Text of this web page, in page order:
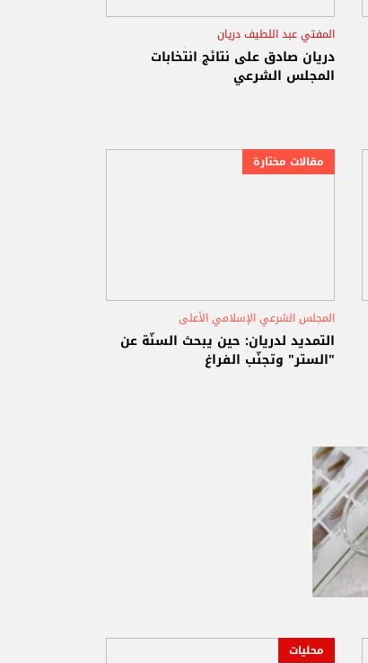
المفتي عبد اللطيف دريان
المجلس الشرعي الإسلامي الأعلى
دريان صادق على نتائج انتخابات
المجلس الشرعي
مقالات مختارة
المجلس الشرعي الإسلامي الأعلى
مفتي الجمهورية الشيخ عبد اللطيف دريان
السنّة
التمديد لدريان: حين يبحث السنّة عن
"الستر" وتجنّب الفراغ
محليات